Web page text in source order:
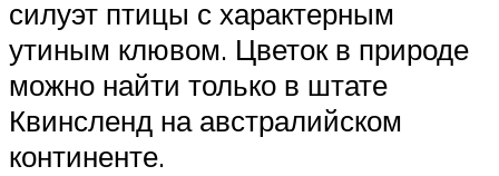
силуэт птицы с характерным
утиным клювом. Цветок в природе
можно найти только в штате
Квинсленд на австралийском
континенте.